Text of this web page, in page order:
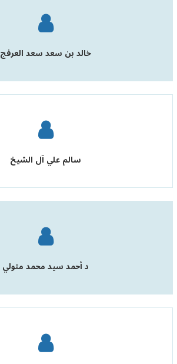
خالد بن سعد سعد العرفج
سالم علي آل الشيخ
د أحمد سيد محمد متولي